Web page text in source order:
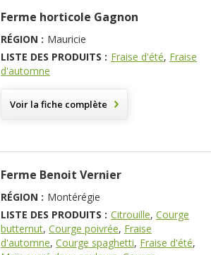
Ferme horticole Gagnon
RÉGION : Mauricie
LISTE DES PRODUITS : Fraise d'été, Fraise
d'automne
Voir la fiche complète
Ferme Benoit Vernier
RÉGION : Montérégie
LISTE DES PRODUITS : Citrouille, Courge
butternut, Courge poivrée, Fraise
d'automne, Courge spaghetti, Fraise d'été,